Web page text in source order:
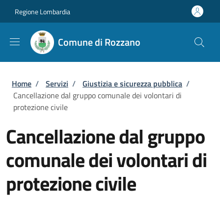
Regione Lombardia
Comune di Rozzano
Briciole di pane
Home / Servizi / Giustizia e sicurezza pubblica /
Cancellazione dal gruppo comunale dei volontari di
protezione civile
Cancellazione dal gruppo
comunale dei volontari di
protezione civile